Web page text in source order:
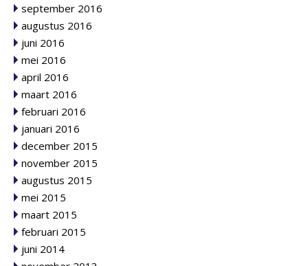
september 2016
augustus 2016
juni 2016
mei 2016
april 2016
maart 2016
februari 2016
januari 2016
december 2015
november 2015
augustus 2015
mei 2015
maart 2015
februari 2015
juni 2014